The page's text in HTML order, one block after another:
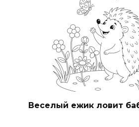
Веселый ежик ловит